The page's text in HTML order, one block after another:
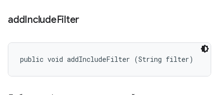
addIncludeFilter
public void addIncludeFilter (String filter)